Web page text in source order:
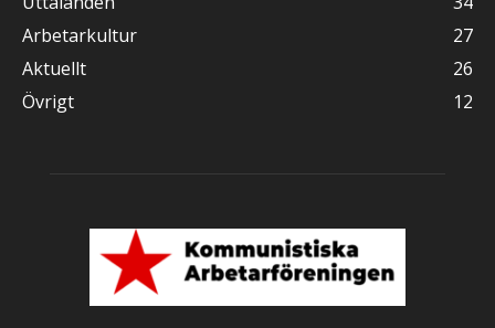
Arbetarkultur
27
Aktuellt
26
Övrigt
12